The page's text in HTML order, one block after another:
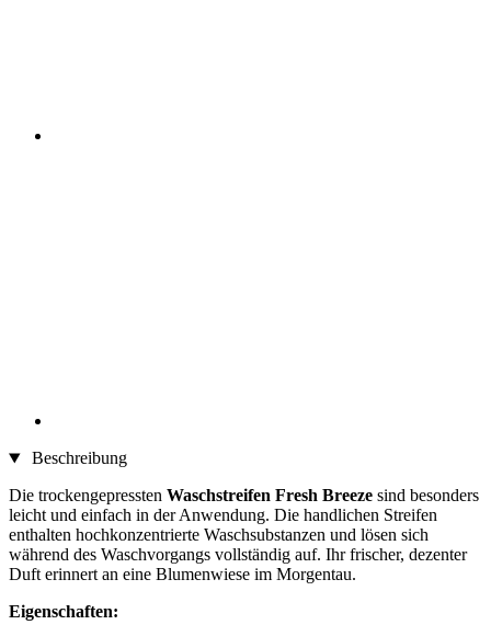
Beschreibung
Die trockengepressten Waschstreifen Fresh Breeze sind besonders
leicht und einfach in der Anwendung. Die handlichen Streifen
enthalten hochkonzentrierte Waschsubstanzen und lösen sich
während des Waschvorgangs vollständig auf. Ihr frischer, dezenter
Duft erinnert an eine Blumenwiese im Morgentau.
Eigenschaften: